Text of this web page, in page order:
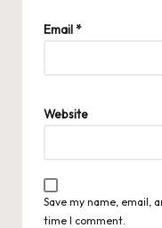
Email*
Website
Save my name, email,
time I comment.